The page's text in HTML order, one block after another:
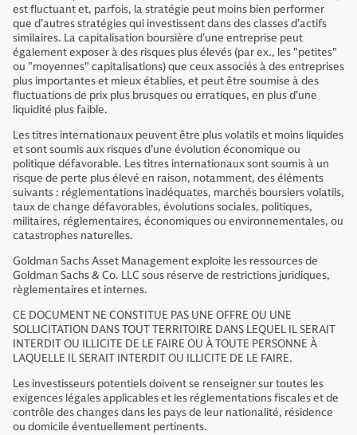
est fluctuant et, parfois, la stratégie peut moins bien performer
que d’autres stratégies qui investissent dans des classes d’actifs
similaires. La capitalisation boursière d’une entreprise peut
également exposer à des risques plus élevés (par ex., les "petites"
ou "moyennes" capitalisations) que ceux associés à des entreprises
plus importantes et mieux établies, et peut être soumise à des
fluctuations de prix plus brusques ou erratiques, en plus d’une
liquidité plus faible.
Les titres internationaux peuvent être plus volatils et moins liquides
et sont soumis aux risques d’une évolution économique ou
politique défavorable. Les titres internationaux sont soumis à un
risque de perte plus élevé en raison, notamment, des éléments
suivants : réglementations inadéquates, marchés boursiers volatils,
taux de change défavorables, évolutions sociales, politiques,
militaires, réglementaires, économiques ou environnementales, ou
catastrophes naturelles.
Goldman Sachs Asset Management exploite les ressources de
Goldman Sachs & Co. LLC sous réserve de restrictions juridiques,
règlementaires et internes.
CE DOCUMENT NE CONSTITUE PAS UNE OFFRE OU UNE
SOLLICITATION DANS TOUT TERRITOIRE DANS LEQUEL IL SERAIT
INTERDIT OU ILLICITE DE LE FAIRE OU À TOUTE PERSONNE À
LAQUELLE IL SERAIT INTERDIT OU ILLICITE DE LE FAIRE.
Les investisseurs potentiels doivent se renseigner sur toutes les
exigences légales applicables et les réglementations fiscales et de
contrôle des changes dans les pays de leur nationalité, résidence
ou domicile éventuellement pertinents.